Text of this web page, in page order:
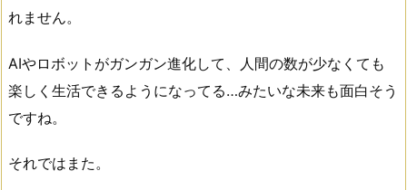
れません。
AIやロボットがガンガン進化して、人間の数が少なくても
楽しく生活できるようになってる…みたいな未来も面白そう
ですね。
それではまた。